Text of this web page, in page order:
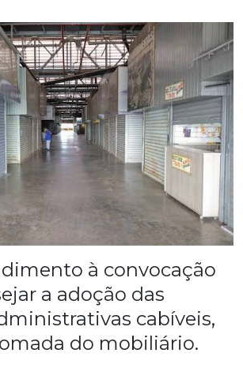
à convocação
a adoção das
cabíveis,
do mobiliário.